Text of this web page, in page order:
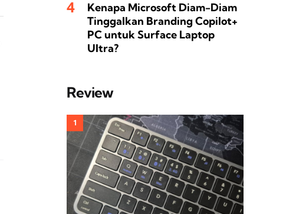
Kenapa Microsoft Diam-Diam
Tinggalkan Branding Copilot+
PC untuk Surface Laptop
Ultra?
Review